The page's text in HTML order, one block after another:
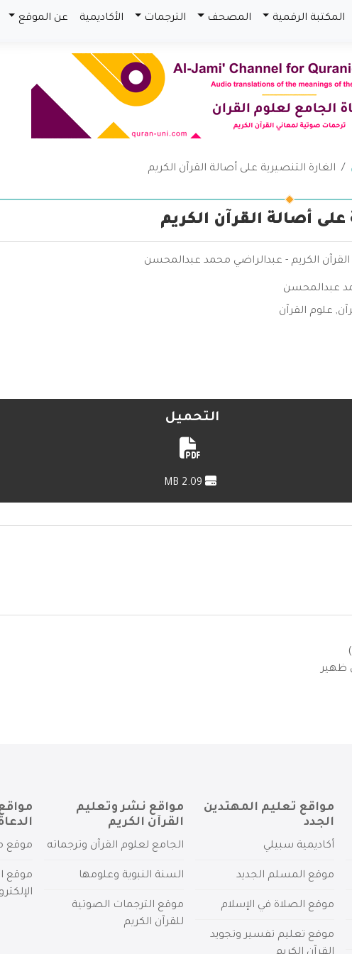
المكتبة الرقمية المصحف الترجمات الأكاديمية عن الموقع
الغارة التنصيرية على أصالة القرآن الكريم
على أصالة القرآن الكريم
القرآن الكريم - عبدالراضي محمد عبدالمحسن
عبدالمحسن
, علوم القرآن
التحميل
ظهير
مواقع تعليم المهتدين
الجدد
أكاديمية سبيلي
موقع المسلم الجديد
موقع الصلاة في الإسلام
موقع تعليم تفسير وتجويد
مواقع نشر وتعليم
القرآن الكريم
الجامع لعلوم القرآن وترجماته
السنة النبوية وعلومها
موقع الترجمات الصوتية
للقرآن الكريم
موقع
موقع